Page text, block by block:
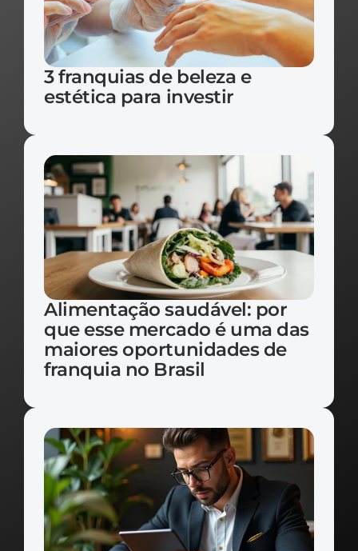
3 franquias de beleza e
estética para investir
Alimentação saudável: por
que esse mercado é uma das
maiores oportunidades de
franquia no Brasil